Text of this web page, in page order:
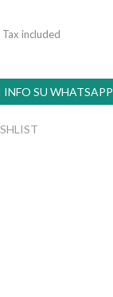
Tax included
INFO SU WHATSAPP